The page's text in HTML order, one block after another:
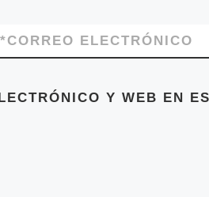
CORREO ELECTRÓNICO
*
Y WEB EN